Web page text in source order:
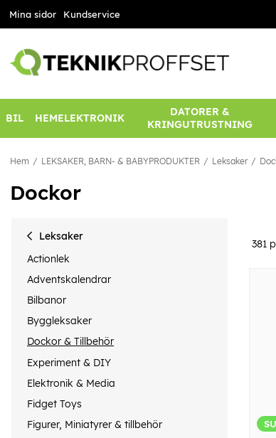
Mina sidor Kundservice
BIL HEMELEKTRONIK
DATORER &
KRINGUTRUSTNING
Hem LEKSAKER, BARN- & BABYPRODUKTER Leksaker
Dockor
Leksaker
Actionlek
Adventskalendrar
Bilbanor
Byggleksaker
Dockor & Tillbehör
Experiment & DIY
Elektronik & Media
Fidget Toys
Figurer, Miniatyrer & tillbehör
381